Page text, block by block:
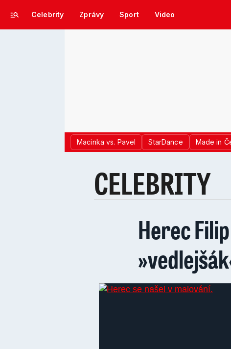
Celebrity Zprávy Sport Video
Macinka vs. Pavel StarDance Made in
CELEBRITY
Herec